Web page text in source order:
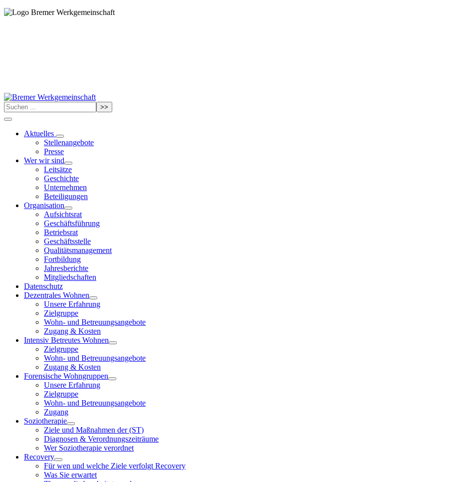
>>
Aktuelles
Stellenangebote
Presse
Wer wir sind
Leitsätze
Geschichte
Unternehmen
Beteiligungen
Organisation
Aufsichtsrat
Geschäftsführung
Betriebsrat
Geschäftsstelle
Qualitätsmanagement
Fortbildung
Jahresberichte
Mitgliedschaften
Datenschutz
Dezentrales Wohnen
Unsere Erfahrung
Zielgruppe
Wohn- und Betreuungsangebote
Zugang & Kosten
Intensiv Betreutes Wohnen
Zielgruppe
Wohn- und Betreuungsangebote
Zugang & Kosten
Forensische Wohngruppen
Unsere Erfahrung
Zielgruppe
Wohn- und Betreuungsangebote
Zugang
Soziotherapie
Ziele und Maßnahmen der (ST)
Diagnosen & Verordnungszeiträume
Wer Soziotherapie verordnet
Recovery
Für wen und welche Ziele verfolgt Recovery
Was Sie erwartet